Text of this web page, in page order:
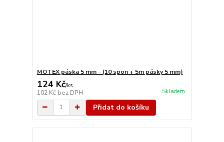
MOTEX páska 5 mm - (10 spon + 5m pásky 5 mm)
124 Kč/ks
102 Kč bez DPH Skladem
Přidat do košíku